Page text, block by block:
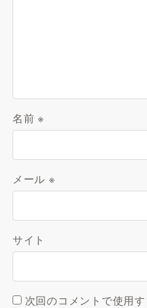
名前※
メール ※
サイト
次回のコメントで使用